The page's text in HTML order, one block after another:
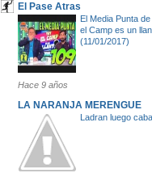
El Pase Atras
El Media Punta
el Camp es un
(11/01/2017)
Hace 9 años
LA NARANJA MERENGUE
Ladran luego